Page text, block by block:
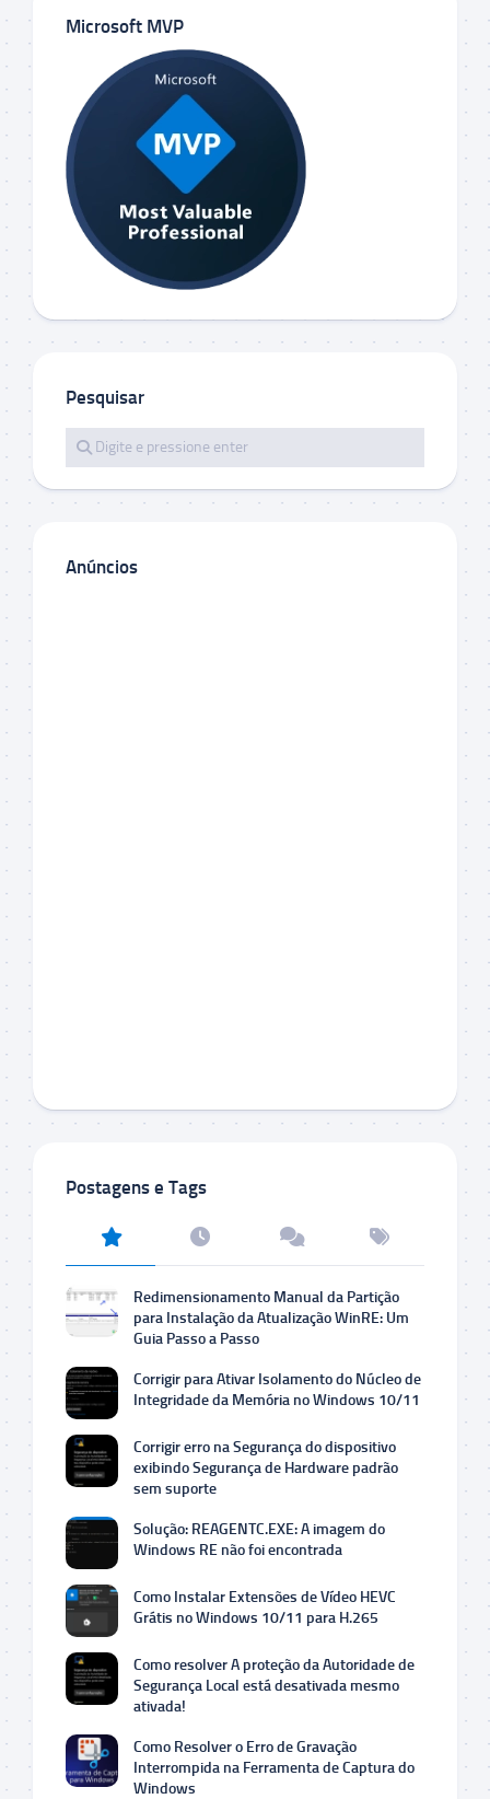
Microsoft MVP
Pesquisar
Anúncios
Postagens e Tags
Redimensionamento Manual da Partição
para Instalação da Atualização WinRE: Um
Guia Passo a Passo
Corrigir para Ativar Isolamento do Núcleo de
Integridade da Memória no Windows 10/11
Corrigir erro na Segurança do dispositivo
exibindo Segurança de Hardware padrão
sem suporte
Solução: REAGENTC.EXE: A imagem do
Windows RE não foi encontrada
Como Instalar Extensões de Vídeo HEVC
Grátis no Windows 10/11 para H.265
Como resolver A proteção da Autoridade de
Segurança Local está desativada mesmo
ativada!
Como Resolver o Erro de Gravação
Interrompida na Ferramenta de Captura do
Windows